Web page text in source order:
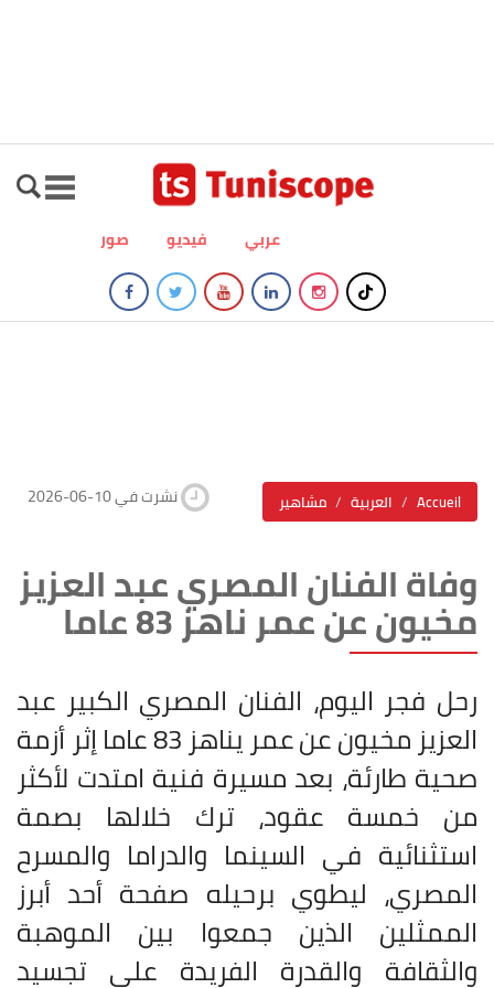
صور فيديو عربي
مشاهير العربية Accueil 2026-06-10 نشرت في
وفاة الفنان المصري عبد العزيز
مخيون عن عمر ناهز 83 عاما
رحل فجر اليوم، الفنان المصري الكبير عبد
العزيز مخيون عن عمر يناهز 83 عاما إثر أزمة
صحية طارئة، بعد مسيرة فنية امتدت لأكثر
من خمسة عقود، ترك خلالها بصمة
استثنائية في السينما والدراما والمسرح
المصري، ليطوي برحيله صفحة أحد أبرز
الممثلين الذين جمعوا بين الموهبة
والثقافة والقدرة الفريدة على تجسيد